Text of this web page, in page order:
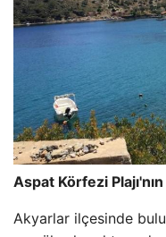
Aspat Körfezi
Akyarlar ilçesinde